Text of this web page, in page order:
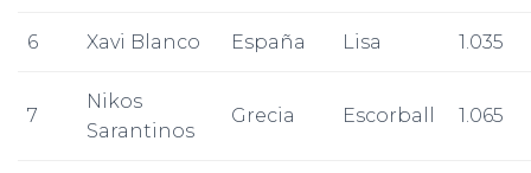
6 Xavi Blanco España Lisa 1.035
7
Nikos
Sarantinos
Grecia Escorball 1.065